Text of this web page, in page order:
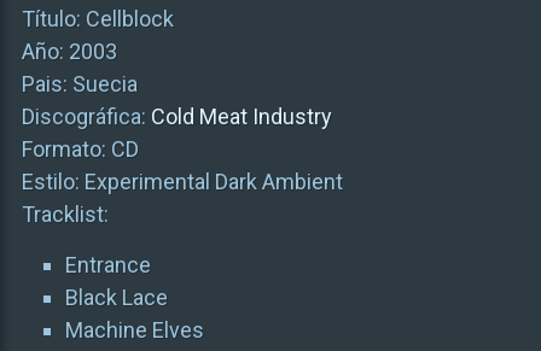
Título: Cellblock
Año: 2003
Pais: Suecia
Discográfica: Cold Meat Industry
Formato: CD
Estilo: Experimental Dark Ambient
Tracklist:
Entrance
Black Lace
Machine Elves